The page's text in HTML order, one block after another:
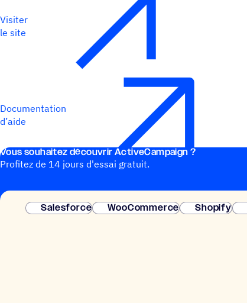
Visiter
le site
Documentation
d’aide
Vous souhai­tez découvrir ActiveCampaign ?
Profitez de 14 jours d'essai gratuit.
Salesforce
WooCommerce Shopify